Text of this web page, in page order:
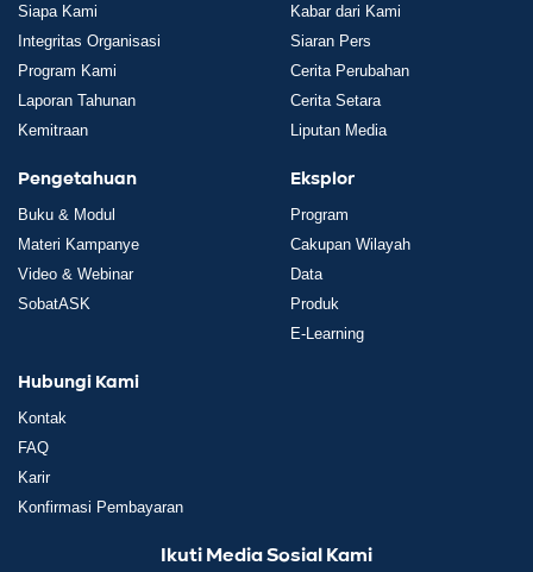
Siapa Kami
Integritas Organisasi
Program Kami
Laporan Tahunan
Kemitraan
Kabar dari Kami
Siaran Pers
Cerita Perubahan
Cerita Setara
Liputan Media
Pengetahuan
Buku & Modul
Materi Kampanye
Video & Webinar
SobatASK
Eksplor
Program
Cakupan Wilayah
Data
Produk
E-Learning
Hubungi Kami
Kontak
FAQ
Karir
Konfirmasi Pembayaran
Ikuti Media Sosial Kami